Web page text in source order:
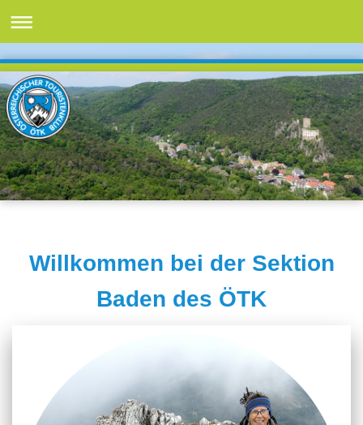
Willkommen bei der Sektion
Baden des ÖTK